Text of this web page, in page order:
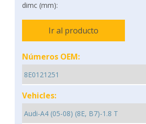
dimc (mm):
Ir al producto
Números OEM:
Vehicles: